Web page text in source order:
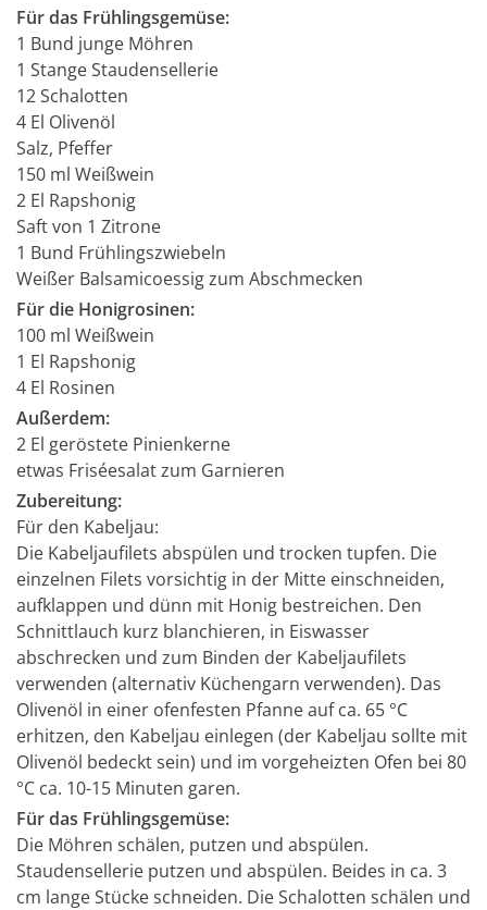
Für das Frühlingsgemüse:
1 Bund junge Möhren
1 Stange Staudensellerie
12 Schalotten
4 El Olivenöl
Salz, Pfeffer
150 ml Weißwein
2 El Rapshonig
Saft von 1 Zitrone
1 Bund Frühlingszwiebeln
Weißer Balsamicoessig zum Abschmecken
Für die Honigrosinen:
100 ml Weißwein
1 El Rapshonig
4 El Rosinen
Außerdem:
2 El geröstete Pinienkerne
etwas Friséesalat zum Garnieren
Zubereitung:
Für den Kabeljau:
Die Kabeljaufilets abspülen und trocken tupfen. Die
einzelnen Filets vorsichtig in der Mitte einschneiden,
aufklappen und dünn mit Honig bestreichen. Den
Schnittlauch kurz blanchieren, in Eiswasser
abschrecken und zum Binden der Kabeljaufilets
verwenden (alternativ Küchengarn verwenden). Das
Olivenöl in einer ofenfesten Pfanne auf ca. 65 °C
erhitzen, den Kabeljau einlegen (der Kabeljau sollte mit
Olivenöl bedeckt sein) und im vorgeheizten Ofen bei 80
°C ca. 10-15 Minuten garen.
Für das Frühlingsgemüse:
Die Möhren schälen, putzen und abspülen.
Staudensellerie putzen und abspülen. Beides in ca. 3
cm lange Stücke schneiden. Die Schalotten schälen und